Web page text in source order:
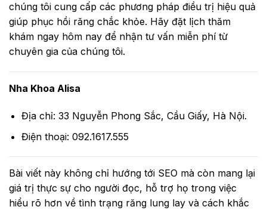
chúng tôi cung cấp các phương pháp điều trị hiệu quả
giúp phục hồi răng chắc khỏe. Hãy đặt lịch thăm
khám ngay hôm nay để nhận tư vấn miễn phí từ
chuyên gia của chúng tôi.
Nha Khoa Alisa
Địa chỉ: 33 Nguyễn Phong Sắc, Cầu Giấy, Hà Nội.
Điện thoại: 092.1617.555
Bài viết này không chỉ hướng tới SEO mà còn mang lại
giá trị thực sự cho người đọc, hỗ trợ họ trong việc
hiểu rõ hơn về tình trạng răng lung lay và cách khắc